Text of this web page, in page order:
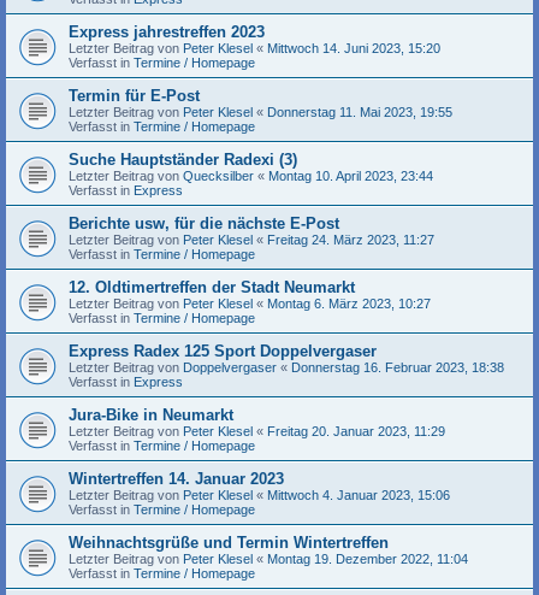
Express jahrestreffen 2023
Letzter Beitrag von Peter Klesel « Mittwoch 14. Juni 2023, 15:20
Verfasst in Termine / Homepage
Termin für E-Post
Letzter Beitrag von Peter Klesel « Donnerstag 11. Mai 2023, 19:55
Verfasst in Termine / Homepage
Suche Hauptständer Radexi (3)
Letzter Beitrag von Quecksilber « Montag 10. April 2023, 23:44
Verfasst in Express
Berichte usw, für die nächste E-Post
Letzter Beitrag von Peter Klesel « Freitag 24. März 2023, 11:27
Verfasst in Termine / Homepage
12. Oldtimertreffen der Stadt Neumarkt
Letzter Beitrag von Peter Klesel « Montag 6. März 2023, 10:27
Verfasst in Termine / Homepage
Express Radex 125 Sport Doppelvergaser
Letzter Beitrag von Doppelvergaser « Donnerstag 16. Februar 2023, 18:38
Verfasst in Express
Jura-Bike in Neumarkt
Letzter Beitrag von Peter Klesel « Freitag 20. Januar 2023, 11:29
Verfasst in Termine / Homepage
Wintertreffen 14. Januar 2023
Letzter Beitrag von Peter Klesel « Mittwoch 4. Januar 2023, 15:06
Verfasst in Termine / Homepage
Weihnachtsgrüße und Termin Wintertreffen
Letzter Beitrag von Peter Klesel « Montag 19. Dezember 2022, 11:04
Verfasst in Termine / Homepage